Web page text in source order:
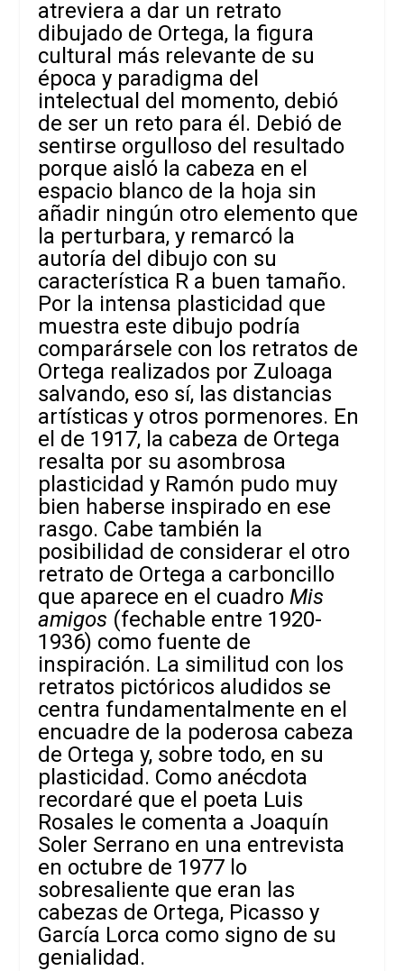
atreviera a dar un retrato
dibujado de Ortega, la figura
cultural más relevante de su
época y paradigma del
intelectual del momento, debió
de ser un reto para él. Debió de
sentirse orgulloso del resultado
porque aisló la cabeza en el
espacio blanco de la hoja sin
añadir ningún otro elemento que
la perturbara, y remarcó la
autoría del dibujo con su
característica R a buen tamaño.
Por la intensa plasticidad que
muestra este dibujo podría
comparársele con los retratos de
Ortega realizados por Zuloaga
salvando, eso sí, las distancias
artísticas y otros pormenores. En
el de 1917, la cabeza de Ortega
resalta por su asombrosa
plasticidad y Ramón pudo muy
bien haberse inspirado en ese
rasgo. Cabe también la
posibilidad de considerar el otro
retrato de Ortega a carboncillo
que aparece en el cuadroMis
amigos (fechable entre 1920-
1936) como fuente de
inspiración. La similitud con los
retratos pictóricos aludidos se
centra fundamentalmente en el
encuadre de la poderosa cabeza
de Ortega y, sobre todo, en su
plasticidad. Como anécdota
recordaré que el poeta Luis
Rosales le comenta a Joaquín
Soler Serrano en una entrevista
en octubre de 1977 lo
sobresaliente que eran las
cabezas de Ortega, Picasso y
García Lorca como signo de su
genialidad.